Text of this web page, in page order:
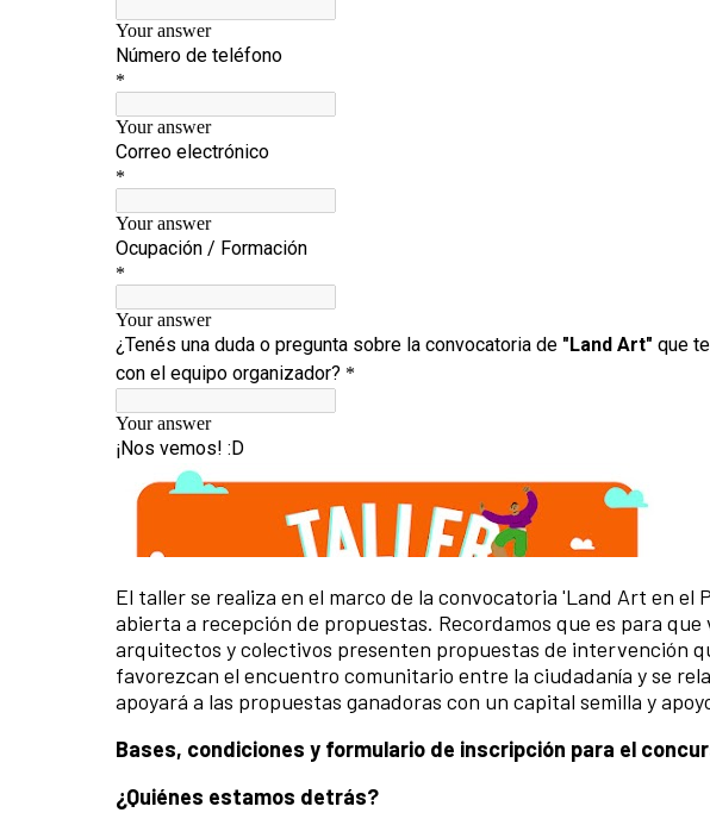
El taller se realiza en el marco de la convocatoria 'Land Art en el
abierta a recepción de propuestas. Recordamos que es para
arquitectos y colectivos presenten propuestas de intervención
favorezcan el encuentro comunitario entre la ciudadanía y se
apoyará a las propuestas ganadoras con un capital semilla y
Bases, condiciones y formulario de inscripción para el
¿Quiénes estamos detrás?